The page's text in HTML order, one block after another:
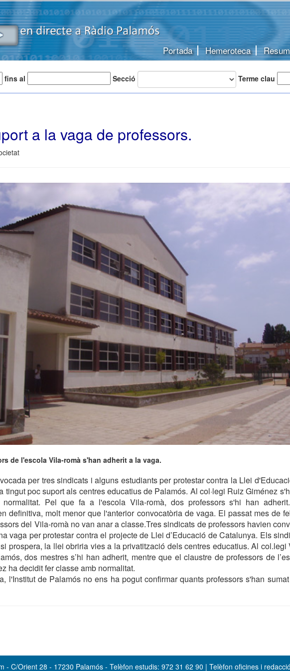
Portada Hemeroteca
fins al Secció Terme clau
a la vaga de professors.
de l'escola Vila-romà s'han adherit a la vaga.
per tres sindicats i alguns estudiants per protestar contra la Llei
tingut poc suport als centres educatius de Palamós. Al col·legi Ruiz Giménez
Pel que fa a l'escola Vila-romà, dos professors s'hi han
definitiva, molt menor que l'anterior convocatòria de vaga. El passat mes de
del Vila-romà no van anar a classe.Tres sindicats de professors havien
vaga per protestar contra el projecte de Llei d’Educació de Catalunya. Els
prospera, la llei obriria vies a la privatització dels centres educatius. Al col.legi
dos mestres s’hi han adherit, mentre que el claustre de professors de
ha decidit fer classe amb normalitat.
l'Institut de Palamós no ens ha pogut confirmar quants professors s'han
- C/Orient 28 - 17230 Palamós - Telèfon estudis: 972 31 62 90 | Telèfon oficines i